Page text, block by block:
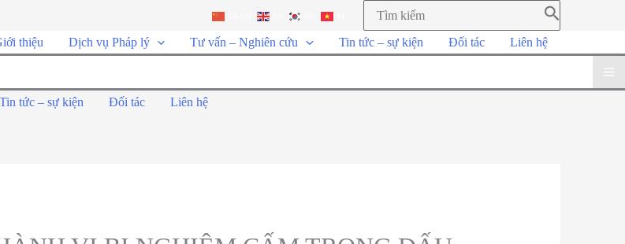
thiệu Dịch vụ Pháp lý Tư vấn – Nghiên cứu Tin tức – sự kiện Đối tác Liên hệ
Tin tức – sự kiện Đối tác Liên hệ